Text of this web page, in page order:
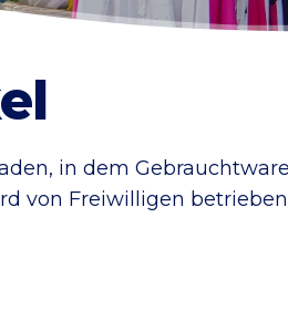
in dem
von Freiwilligen